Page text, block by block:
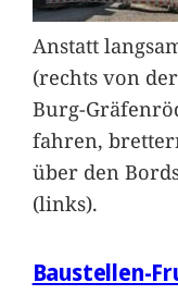
Anstatt
(rechts von
Burg-
fahren,
über den
(links).
Baustellen-